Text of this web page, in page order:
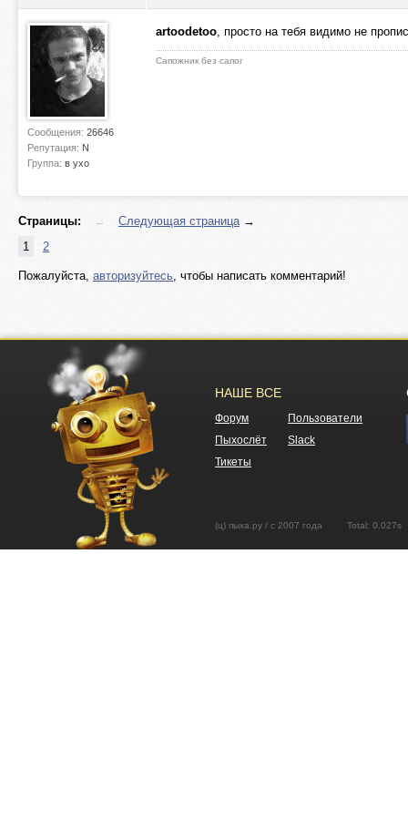
Сообщения: 26646
Репутация: N
Группа: в ухо
artoodetoo, просто на тебя видимо не
Сапожник без сапог
Страницы: ← Следующая страница→
1
2
Пожалуйста, авторизуйтесь, чтобы написать комментарий!
НАШЕ ВСЕ
Форум
Пользователи
Пыхослёт
Slack
Тикеты
(ц) пыха.ру / с 2007 года Total: